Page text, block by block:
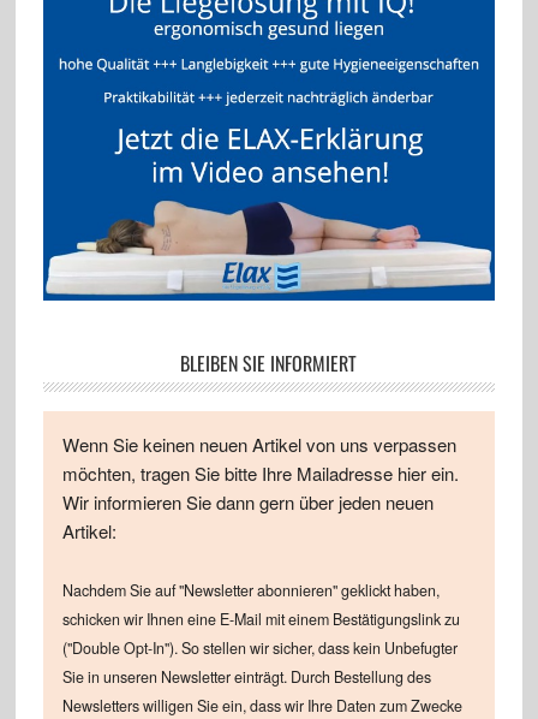
BLEIBEN SIE INFORMIERT
Wenn Sie keinen neuen Artikel von uns verpassen
möchten, tragen Sie bitte Ihre Mailadresse hier ein.
Wir informieren Sie dann gern über jeden neuen
Artikel:
Nachdem Sie auf "Newsletter abonnieren" geklickt haben,
schicken wir Ihnen eine E-Mail mit einem Bestätigungslink zu
("Double Opt-In"). So stellen wir sicher, dass kein Unbefugter
Sie in unseren Newsletter einträgt. Durch Bestellung des
Newsletters willigen Sie ein, dass wir Ihre Daten zum Zwecke